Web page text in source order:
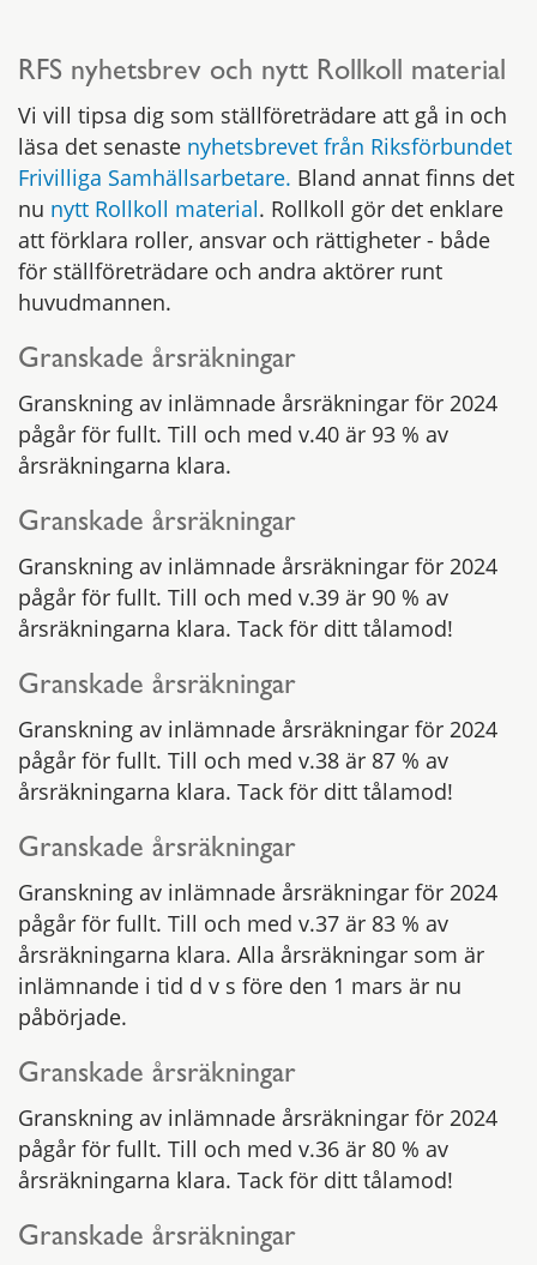
RFS nyhetsbrev och nytt Rollkoll material
Vi vill tipsa dig som ställföreträdare att gå in och
läsa det senaste nyhetsbrevet från Riksförbundet
Frivilliga Samhällsarbetare. Bland annat finns det
nu nytt Rollkoll material. Rollkoll gör det enklare
att förklara roller, ansvar och rättigheter - både
för ställföreträdare och andra aktörer runt
huvudmannen.
Granskade årsräkningar
Granskning av inlämnade årsräkningar för 2024
pågår för fullt. Till och med v.40 är 93 % av
årsräkningarna klara.
Granskade årsräkningar
Granskning av inlämnade årsräkningar för 2024
pågår för fullt. Till och med v.39 är 90 % av
årsräkningarna klara. Tack för ditt tålamod!
Granskade årsräkningar
Granskning av inlämnade årsräkningar för 2024
pågår för fullt. Till och med v.38 är 87 % av
årsräkningarna klara. Tack för ditt tålamod!
Granskade årsräkningar
Granskning av inlämnade årsräkningar för 2024
pågår för fullt. Till och med v.37 är 83 % av
årsräkningarna klara. Alla årsräkningar som är
inlämnande i tid d v s före den 1 mars är nu
påbörjade.
Granskade årsräkningar
Granskning av inlämnade årsräkningar för 2024
pågår för fullt. Till och med v.36 är 80 % av
årsräkningarna klara. Tack för ditt tålamod!
Granskade årsräkningar